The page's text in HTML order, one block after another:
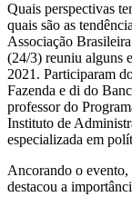
Quais perspectivas
quais são as
Associação
(24/3) reuniu alguns
2021. Participaram
Fazenda e di do
professor do
Instituto de
especializada em
Ancorando o
destacou a